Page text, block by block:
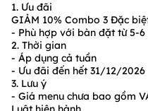
1. Ưu đãi
GIẢM 10% Combo 3 Đặc
- Phù hợp với bàn đặt từ 5-6
2. Thời gian
- Áp dụng cả tuần
- Ưu đãi đến hết 31/12/2026
3. Lưu ý
- Giá menu chưa bao gồm